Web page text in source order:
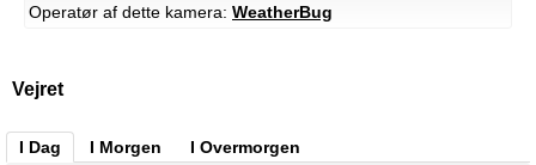
Operatør af dette kamera: WeatherBug
Vejret
I Dag I Morgen I Overmorgen